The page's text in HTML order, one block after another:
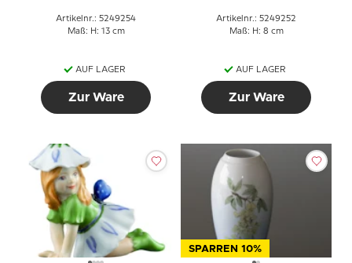
Artikelnr.: 5249254
Maß: H: 13 cm
AUF LAGER
Zur Ware
Artikelnr.: 5249252
Maß: H: 8 cm
AUF LAGER
Zur Ware
SPARREN 10%